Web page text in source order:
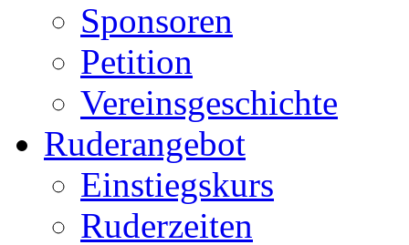
Sponsoren
Petition
Vereinsgeschichte
Ruderangebot
Einstiegskurs
Ruderzeiten